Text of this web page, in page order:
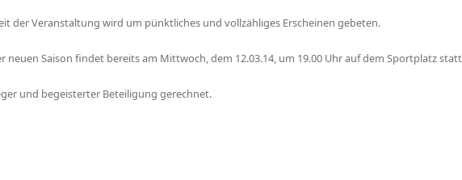
der Veranstaltung wird um pünktliches und vollzähliges Erscheinen gebeten.
neuen Saison findet bereits am Mittwoch, dem 12.03.14, um 19.00 Uhr auf dem Sportplatz
und begeisterter Beteiligung gerechnet.